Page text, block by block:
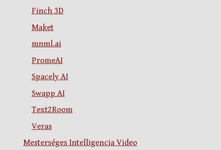
Finch 3D
Maket
mnml.ai
PromeAI
Spacely AI
Swapp AI
Text2Room
Veras
Mesterséges Intelligencia Video